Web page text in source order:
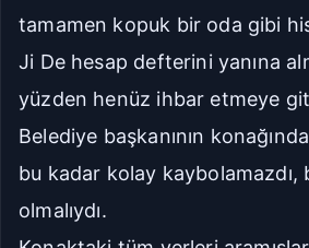
tamamen kopuk bir oda gibi
Ji De hesap defterini yanına
yüzden henüz ihbar etmeye
Belediye başkanının
bu kadar kolay kaybolamazdı,
olmalıydı.